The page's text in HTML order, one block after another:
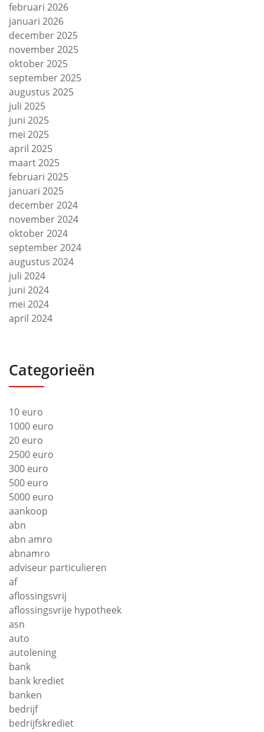
februari 2026
januari 2026
december 2025
november 2025
oktober 2025
september 2025
augustus 2025
juli 2025
juni 2025
mei 2025
april 2025
maart 2025
februari 2025
januari 2025
december 2024
november 2024
oktober 2024
september 2024
augustus 2024
juli 2024
juni 2024
mei 2024
april 2024
Categorieën
10 euro
1000 euro
20 euro
2500 euro
300 euro
500 euro
5000 euro
aankoop
abn
abn amro
abnamro
adviseur particulieren
af
aflossingsvrij
aflossingsvrije hypotheek
asn
auto
autolening
bank
bank krediet
banken
bedrijf
bedrijfskrediet